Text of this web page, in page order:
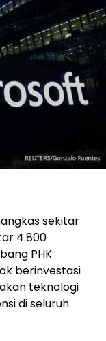
sekitar
4.800
PHK
berinvestasi
teknologi
di seluruh